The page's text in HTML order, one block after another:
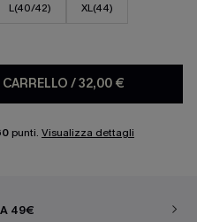
L(40/42) XL(44)
/32,00 €
punti. Visualizza dettagli
49€